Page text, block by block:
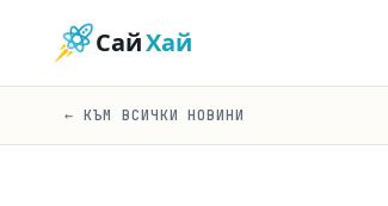
СайХай
← КЪМ ВСИЧКИ НОВИНИ